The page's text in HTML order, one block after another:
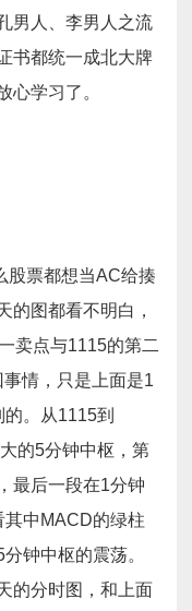
男人、李男人之流
书都统一成北大牌
心学习了。
股票都想当AC给揍
的图都看不明白，
卖点与1115的第二
情，只是上面是1
。从1115到
的5分钟中枢，第
最后一段在1分钟
其中MACD的绿柱
钟中枢的震荡。
的分时图，和上面